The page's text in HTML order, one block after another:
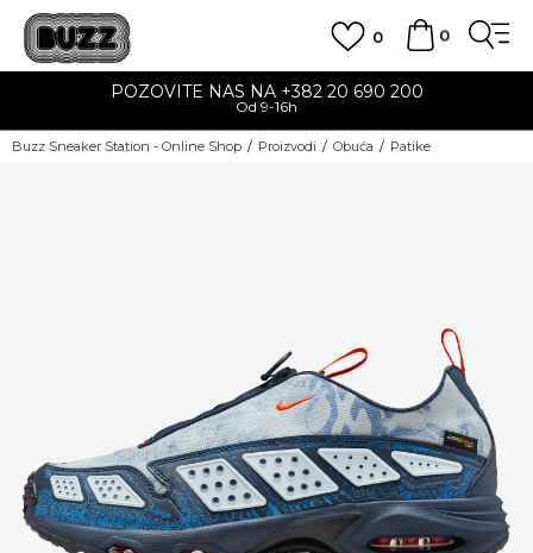
0
0
POZOVITE NAS NA +382 20 690 200
Od 9-16h
Buzz Sneaker Station - Online Shop Proizvodi Obuća Patike